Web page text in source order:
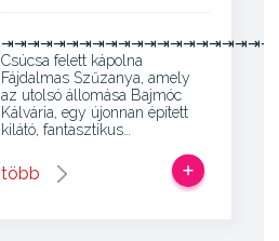
⇥⇥⇥⇥⇥⇥⇥⇥⇥⇥⇥⇥⇥⇥⇥⇥⇥⇥⇥⇥⇥⇥
Csúcsa felett kápolna
Fájdalmas Szűzanya, amely
az utolsó állomása Bajmóc
Kálvária, egy újonnan épített
kilátó, fantasztikus…
több